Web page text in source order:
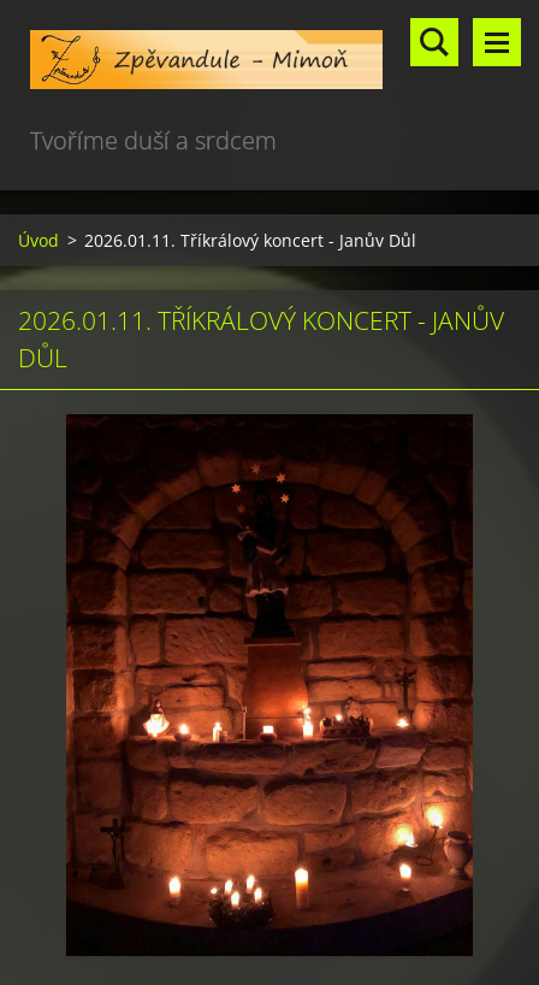
Tvoříme duší a srdcem
Úvod > 2026.01.11. Tříkrálový koncert - Janův Důl
2026.01.11. TŘÍKRÁLOVÝ KONCERT - JANŮV
DŮL